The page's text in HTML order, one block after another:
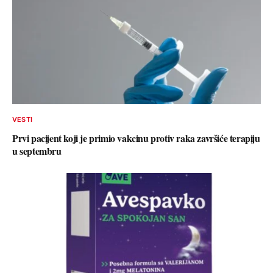
VESTI
Prvi pacijent koji je primio vakcinu protiv raka završiće terapiju
u septembru